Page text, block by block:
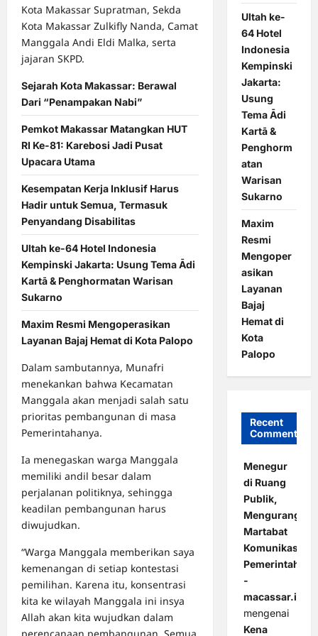
Kota Makassar Supratman, Sekda
Kota Makassar Zulkifly Nanda, Camat
Manggala Andi Eldi Malka, serta
jajaran SKPD.
Sejarah Kota Makassar: Berawal
Dari “Penampakan Nabi”
Pemkot Makassar Matangkan HUT
RI Ke-81: Karebosi Jadi Pusat
Upacara Utama
Kesempatan Kerja Inklusif Harus
Hadir untuk Semua, Termasuk
Penyandang Disabilitas
Ultah ke-64 Hotel Indonesia
Kempinski Jakarta: Usung Tema Ādi
Kartā & Penghormatan Warisan
Sukarno
Maxim Resmi Mengoperasikan
Layanan Bajaj Hemat di Kota Palopo
Dalam sambutannya, Munafri
menekankan bahwa Kecamatan
Manggala akan menjadi salah satu
prioritas pembangunan di masa
Pemerintahanya.
Ia menegaskan warga Manggala
memiliki andil besar dalam
perjalanan politiknya, sehingga
keadilan pembangunan harus
diwujudkan.
“Warga Manggala memberikan saya
kemenangan di setiap kontestasi
pemilihan. Karena itu, konsentrasi
kita ke wilayah Manggala ini insya
Allah akan kita wujudkan dalam
Ultah ke-
64 Hotel
Indonesia
Kempinski
Jakarta:
Usung
Tema Ādi
Kartā &
Penghorm
atan
Warisan
Sukarno
Maxim
Resmi
Mengoper
asikan
Layanan
Bajaj
Hemat di
Kota
Palopo
Recent
Comments
Menegur
di Ruang
Publik,
Mengurangi
Martabat
Komunikasi
Pemerintahan
-
macassar.id
mengenai
Kena